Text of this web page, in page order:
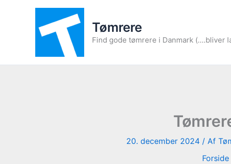
Tømrere
Find gode tømrere i Danmark (....bliver
20. december 2024 / Af
Forside